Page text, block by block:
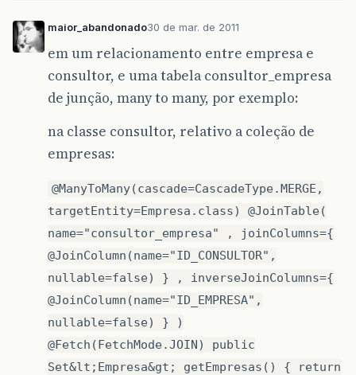
maior_abandonado30 de mar. de 2011
em um relacionamento entre empresa e
consultor, e uma tabela consultor_empresa
de junção, many to many, por exemplo:
na classe consultor, relativo a coleção de
empresas:
@ManyToMany(cascade=CascadeType.MERGE,
targetEntity=Empresa.class) @JoinTable(
name="consultor_empresa" , joinColumns={
@JoinColumn(name="ID_CONSULTOR",
nullable=false) } , inverseJoinColumns={
@JoinColumn(name="ID_EMPRESA",
nullable=false) } )
@Fetch(FetchMode.JOIN) public
Set&lt;Empresa&gt; getEmpresas() { return